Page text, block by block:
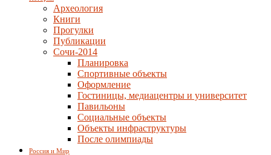
Археология
Книги
Прогулки
Публикации
Сочи-2014
Планировка
Спортивные объекты
Оформление
Гостиницы, медиацентры и университет
Павильоны
Социальные объекты
Объекты инфраструктуры
После олимпиады
Россия и Мир